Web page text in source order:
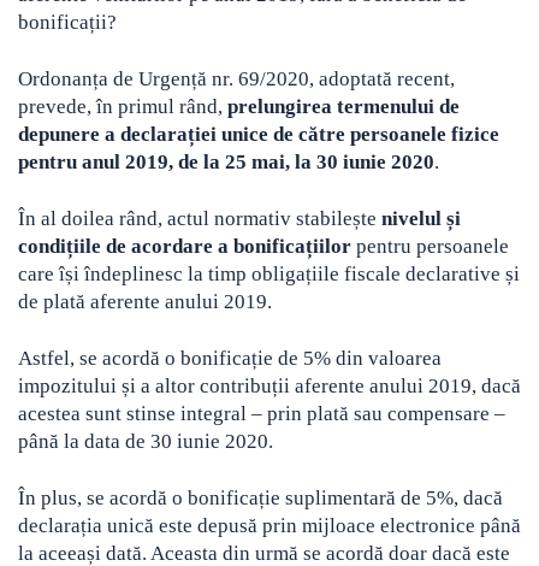
bonificații?
Ordonanța de Urgență nr. 69/2020, adoptată recent,
prevede, în primul rând, prelungirea termenului de
depunere a declarației unice de către persoanele fizice
pentru anul 2019, de la 25 mai, la 30 iunie 2020.
În al doilea rând, actul normativ stabilește nivelul și
condițiile de acordare a bonificațiilor pentru persoanele
care își îndeplinesc la timp obligațiile fiscale declarative și
de plată aferente anului 2019.
Astfel, se acordă o bonificație de 5% din valoarea
impozitului și a altor contribuții aferente anului 2019, dacă
acestea sunt stinse integral – prin plată sau compensare –
până la data de 30 iunie 2020.
În plus, se acordă o bonificație suplimentară de 5%, dacă
declarația unică este depusă prin mijloace electronice până
la aceeași dată. Aceasta din urmă se acordă doar dacă este